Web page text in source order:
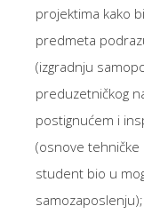
projektima kako
predmeta
(izgradnju
preduzetničkog
postignućem i
(osnove tehničke
student bio u